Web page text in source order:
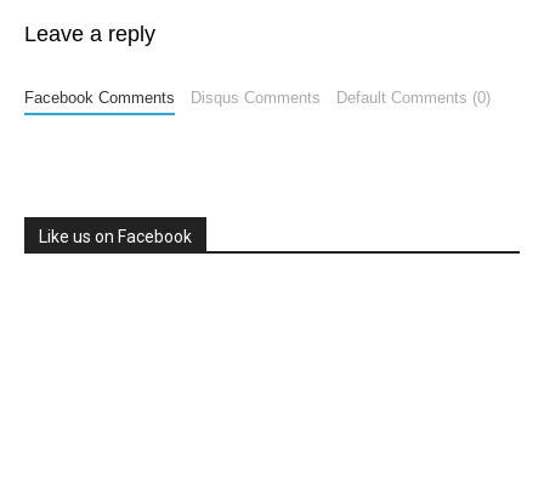
Leave a reply
Facebook Comments Disqus Comments Default Comments (0)
Like us on Facebook